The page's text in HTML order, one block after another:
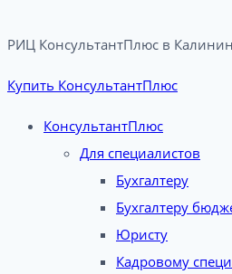
РИЦ КонсультантПлюс в
Купить КонсультантПлюс
КонсультантПлюс
Для специалистов
Бухгалтеру
Бухгалтеру
Юристу
Кадровому